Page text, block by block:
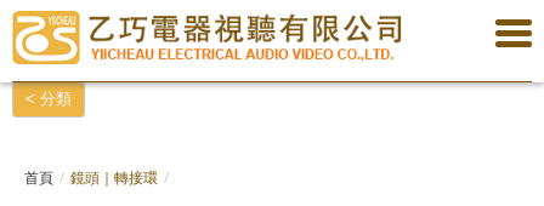
< 分類
首頁 鏡頭｜轉接環